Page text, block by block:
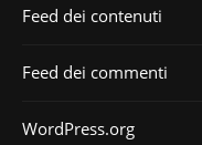
Feed dei contenuti
Feed dei commenti
WordPress.org